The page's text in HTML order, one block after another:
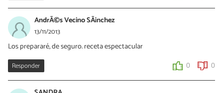
AndrÃ©s Vecino SÃ¡nchez
13/11/2013
Los prepararé, de seguro. receta espectacular
Responder 0 0